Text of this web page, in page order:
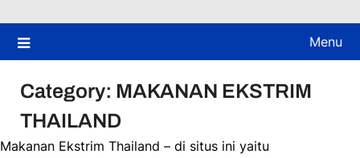
Menu
Category: MAKANAN EKSTRIM
THAILAND
Makanan Ekstrim Thailand – di situs ini yaitu